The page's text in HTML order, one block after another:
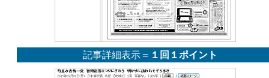
記事詳細表示＝ １回１ポイント